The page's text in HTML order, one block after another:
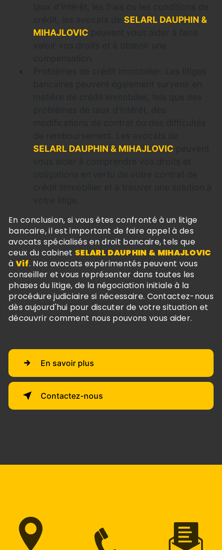
SELARL DAUPHIN &
MIHAJLOVIC
SELARL DAUPHIN & MIHAJLOVIC
En conclusion, si vous êtes confronté à un litige
bancaire, il est important de faire appel à des
avocats spécialisés en droit bancaire, tels que
ceux du cabinet SELARL DAUPHIN & MIHAJLOVIC
à Vif. Nos avocats expérimentés peuvent vous
conseiller et vous représenter dans toutes les
phases du litige, de la négociation initiale à la
procédure judiciaire si nécessaire. Contactez-nous
dès aujourd'hui pour discuter de votre situation et
découvrir comment nous pouvons vous aider.
En savoir plus
Contactez-nous